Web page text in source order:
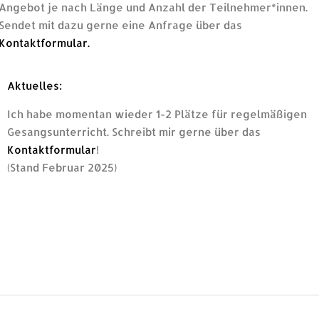
je nach Länge und Anzahl der Teilnehmer*innen.
mit dazu gerne eine Anfrage über das
Aktuelles:
Ich habe momentan wieder 1-2 Plätze für regelmäßigen
Gesangsunterricht. Schreibt mir gerne über das
Kontaktformular!
(Stand Februar 2025)